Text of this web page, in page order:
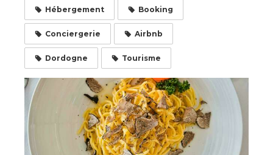
Hébergement Booking
Conciergerie Airbnb
Dordogne Tourisme